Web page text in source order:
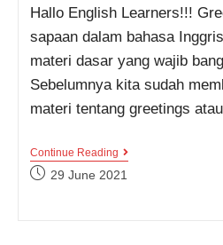
Hallo English Learners!!!
sapaan dalam bahasa
materi dasar yang wajib
Sebelumnya kita sudah
materi tentang greetings
Continue ReadingKumpulan
Percakapan
Post29 June 2021